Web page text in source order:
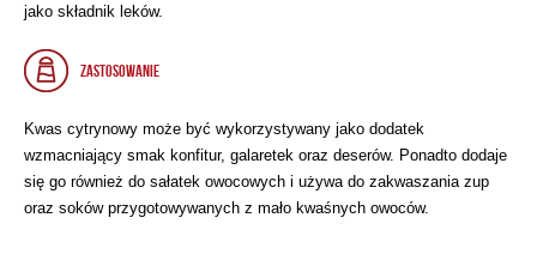
jako składnik leków.
ZASTOSOWANIE
Kwas cytrynowy może być wykorzystywany jako dodatek
wzmacniający smak konfitur, galaretek oraz deserów. Ponadto dodaje
się go również do sałatek owocowych i używa do zakwaszania zup
oraz soków przygotowywanych z mało kwaśnych owoców.